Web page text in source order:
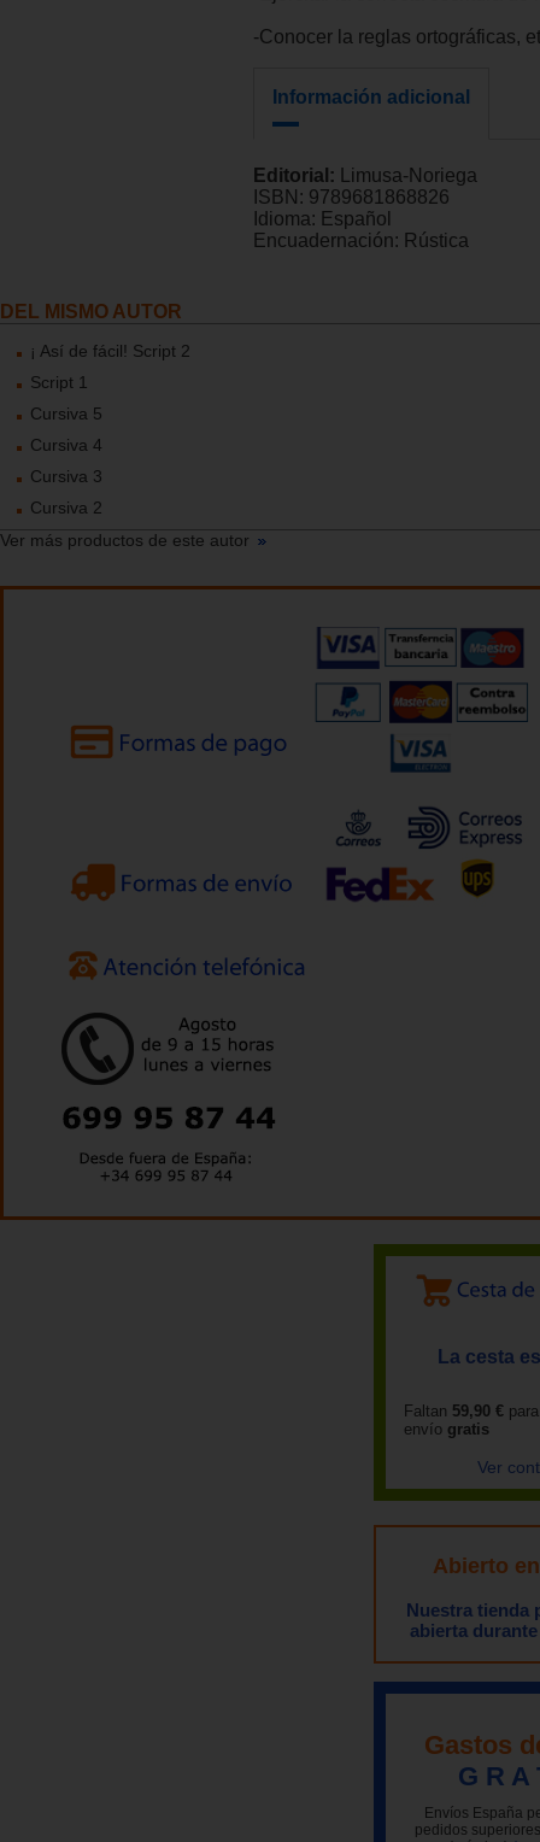
-Conocer la reglas ortográficas,
Información adicional
Editorial:
Limusa-Noriega
ISBN: 9789681868826
Idioma: Español
Encuadernación: Rústica
DEL MISMO AUTOR
¡ Así de fácil! Script 2
Script 1
Cursiva 5
Cursiva 4
Cursiva 3
Cursiva 2
Ver más productos de este autor
La cesta
Faltan 59,90 €
envío gratis
Ver
Abierto
Nuestra tienda
abierta
Gastos
G R A
Envíos España
pedidos